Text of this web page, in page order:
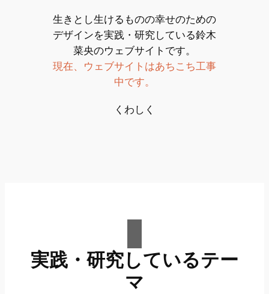
生きとし生けるものの幸せのための
デザインを実践・研究している鈴木
菜央のウェブサイトです。
現在、ウェブサイトはあちこち工事
中です。
くわしく
実践・研究しているテー
マ